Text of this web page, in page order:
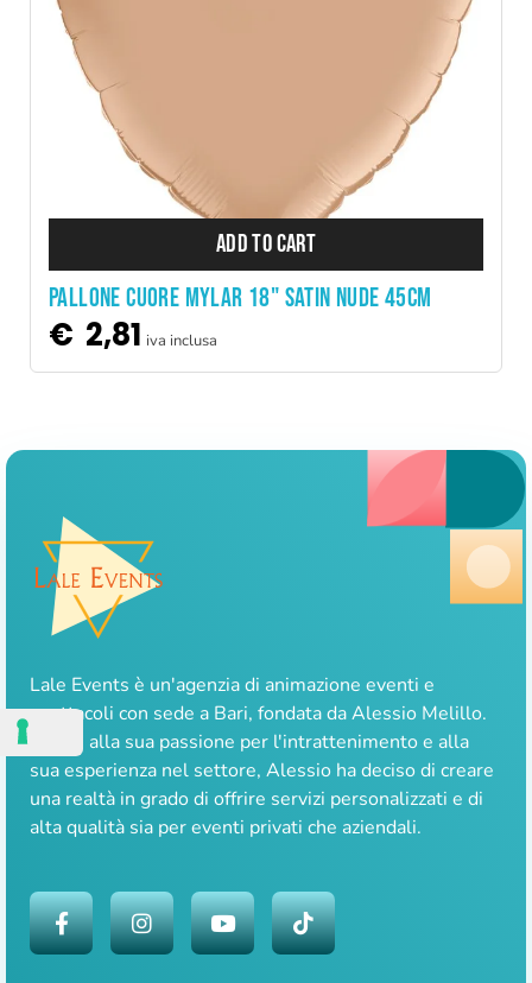
ADD TO CART
PALLONE CUORE MYLAR 18" SATIN NUDE 45CM
€ 2,81 iva inclusa
Lale Events è un'agenzia di animazione eventi e
spettacoli con sede a Bari, fondata da Alessio Melillo.
Grazie alla sua passione per l'intrattenimento e alla
sua esperienza nel settore, Alessio ha deciso di creare
una realtà in grado di offrire servizi personalizzati e di
alta qualità sia per eventi privati che aziendali.